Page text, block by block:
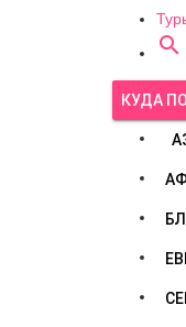

КУДА